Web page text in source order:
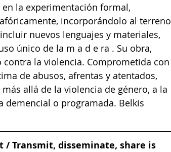
la experimentación formal,
incorporándolo al terreno
nuevos lenguajes y materiales,
único de la m a d e ra . Su obra,
la violencia. Comprometida con
de abusos, afrentas y atentados,
allá de la violencia de género, a la
demencial o programada. Belkis
Transmit, disseminate, share is